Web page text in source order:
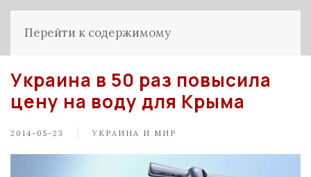
Перейти к содержимому
Украина в 50 раз повысила
цену на воду для Крыма
2014-05-23 УКРАИНА И МИР